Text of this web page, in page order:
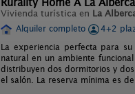
Rurality Home A La Alberca
Vivienda turística en La
Alquiler completo
4+2
La experiencia perfecta para
natural en un ambiente
distribuyen dos dormitorios y
el salón. La reserva mínima es